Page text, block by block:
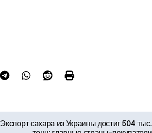
Экспорт сахара из Украины достиг 504 тыс.